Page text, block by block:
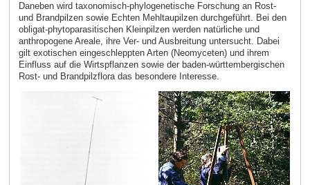
Daneben wird taxonomisch-phylogenetische Forschung an Rost-
und Brandpilzen sowie Echten Mehltaupilzen durchgeführt. Bei den
obligat-phytoparasitischen Kleinpilzen werden natürliche und
anthropogene Areale, ihre Ver- und Ausbreitung untersucht. Dabei
gilt exotischen eingeschleppten Arten (Neomyceten) und ihrem
Einfluss auf die Wirtspflanzen sowie der baden-württembergischen
Rost- und Brandpilzflora das besondere Interesse.